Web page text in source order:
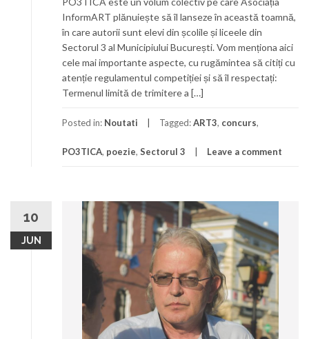
InformART plănuiește să îl lanseze în această toamnă,
în care autorii sunt elevi din școlile și liceele din
Sectorul 3 al Municipiului București. Vom menționa aici
cele mai importante aspecte, cu rugămintea să citiți cu
atenție regulamentul competiției și să îl respectați:
Termenul limită de trimitere a […]
Posted in: Noutati Tagged:ART3, concurs,
PO3TICA, poezie, Sectorul 3 Leave a comment
10
JUN